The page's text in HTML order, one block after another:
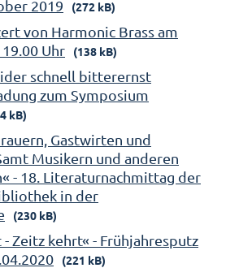
2019 (272 kB)
von Harmonic Brass am
Uhr
(138 kB)
schnell bitterernst
zum Symposium
kB)
Gastwirten und
Musikern und anderen
- 18. Literaturnachmittag der
in der
(230 kB)
Zeitz kehrt« - Frühjahresputz
(221 kB)